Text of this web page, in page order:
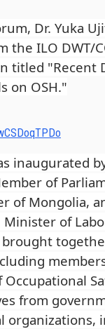
Dr. Yuka
the ILO DWT/
titled "Recent
on OSH."
inaugurated
of
of Mongolia,
Minister of
from
organizations,